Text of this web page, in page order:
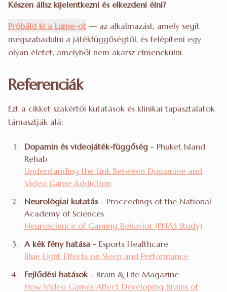
Készen állsz kijelentkezni és elkezdeni élni?
Próbáld ki a Lume-ot — az alkalmazást, amely segít
megszabadulni a játékfüggőségtől, és felépíteni egy
olyan életet, amelyből nem akarsz elmenekülni.
Referenciák
Ezt a cikket szakértői kutatások és klinikai tapasztalatok
támasztják alá:
Dopamin és videojáték-függőség - Phuket Island
Rehab
Understanding the Link Between Dopamine and
Video Game Addiction
Neurológiai kutatás- Proceedings of the National
Academy of Sciences
Neuroscience of Gaming Behavior (PNAS Study)
A kék fény hatása - Esports Healthcare
Blue Light Effects on Sleep and Performance
Fejlődési hatások- Brain & Life Magazine
How Video Games Affect Developing Brains of